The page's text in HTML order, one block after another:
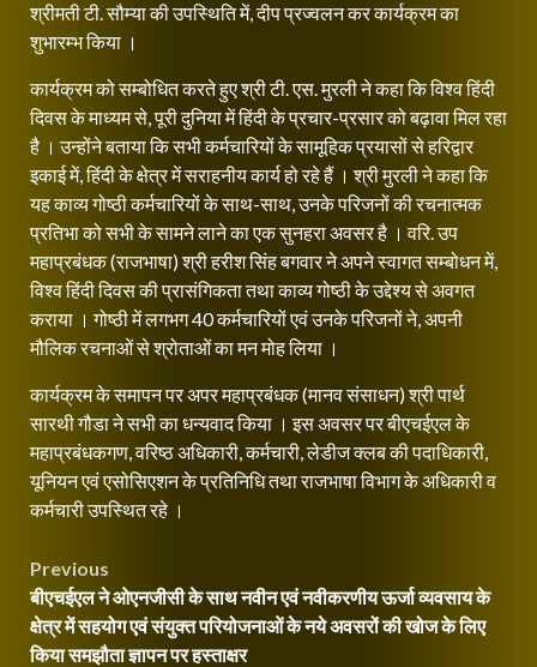
श्रीमती टी. सौम्या की उपस्थिति में, दीप प्रज्‍वलन कर कार्यक्रम का
शुभारम्भ किया ।
कार्यक्रम को सम्बोधित करते हुए श्री टी. एस. मुरली ने कहा कि विश्व हिंदी
दिवस के माध्यम से, पूरी दुनिया में हिंदी के प्रचार-प्रसार को बढ़ावा मिल रहा
है । उन्होंने बताया कि सभी कर्मचारियों के सामूहिक प्रयासों से हरिद्वार
इकाई में, हिंदी के क्षेत्र में सराहनीय कार्य हो रहे हैं । श्री मुरली ने कहा कि
यह काव्य गोष्ठी कर्मचारियों के साथ-साथ, उनके परिजनों की रचनात्मक
प्रतिभा को सभी के सामने लाने का एक सुनहरा अवसर है । वरि. उप
महाप्रबंधक (राजभाषा) श्री हरीश सिंह बगवार ने अपने स्वागत सम्बोधन में,
विश्व हिंदी दिवस की प्रासंगिकता तथा काव्य गोष्ठी के उद्देश्य से अवगत
कराया । गोष्‍ठी में लगभग 40 कर्मचारियों एवं उनके परिजनों ने, अपनी
मौलिक रचनाओं से श्रोताओं का मन मोह लिया ।
कार्यक्रम के समापन पर अपर महाप्रबंधक (मानव संसाधन) श्री पार्थ
सारथी गौडा ने सभी का धन्‍यवाद किया । इस अवसर पर बीएचईएल के
महाप्रबंधकगण, वरिष्ठ अधिकारी, कर्मचारी, लेडीज क्लब की पदाधिकारी,
यूनियन एवं एसोसिएशन के प्रतिनिधि तथा राजभाषा विभाग के अधिकारी व
कर्मचारी उपस्थित रहे ।
Post
navigation
Previous
बीएचईएल ने ओएनजीसी के साथ नवीन एवं नवीकरणीय ऊर्जा व्यवसाय के
क्षेत्र में सहयोग एवं संयुक्त परियोजनाओं के नये अवसरों की खोज के लिए
किया समझौता ज्ञापन पर हस्ताक्षर